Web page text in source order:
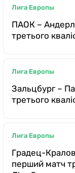
Лига Европы
ПАОК –
третього
Лига Европы
Зальцбург –
третього
Лига Европы
Градец-
перший матч